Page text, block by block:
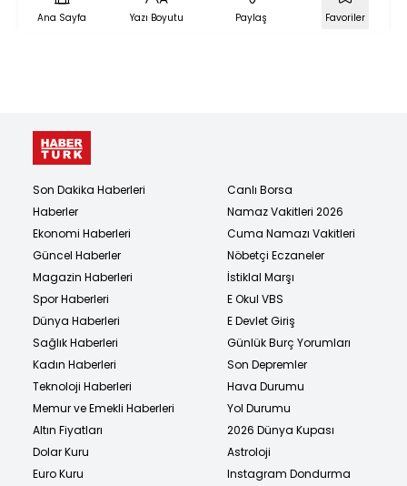
Ana Sayfa Yazı Boyutu Paylaş Favoriler
Son Dakika Haberleri
Haberler
Ekonomi Haberleri
Güncel Haberler
Magazin Haberleri
Spor Haberleri
Dünya Haberleri
Sağlık Haberleri
Kadın Haberleri
Teknoloji Haberleri
Memur ve Emekli Haberleri
Altın Fiyatları
Dolar Kuru
Euro Kuru
Canlı Borsa
Namaz Vakitleri 2026
Cuma Namazı Vakitleri
Nöbetçi Eczaneler
İstiklal Marşı
E Okul VBS
E Devlet Giriş
Günlük Burç Yorumları
Son Depremler
Hava Durumu
Yol Durumu
2026 Dünya Kupası
Astroloji
Instagram Dondurma